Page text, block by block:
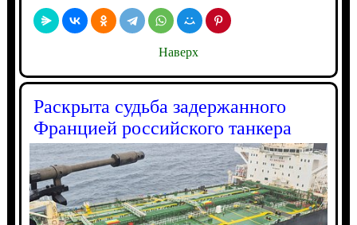
Наверх
Раскрыта судьба задержанного
Францией российского танкера